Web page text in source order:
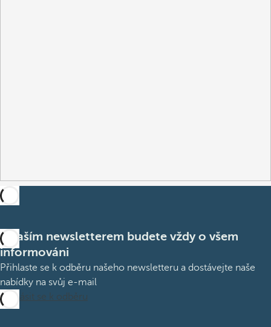
S naším newsletterem budete vždy o všem
informováni
Přihlaste se k odběru našeho newsletteru a dostávejte naše
nabídky na svůj e-mail
Přihlásit se k odběru